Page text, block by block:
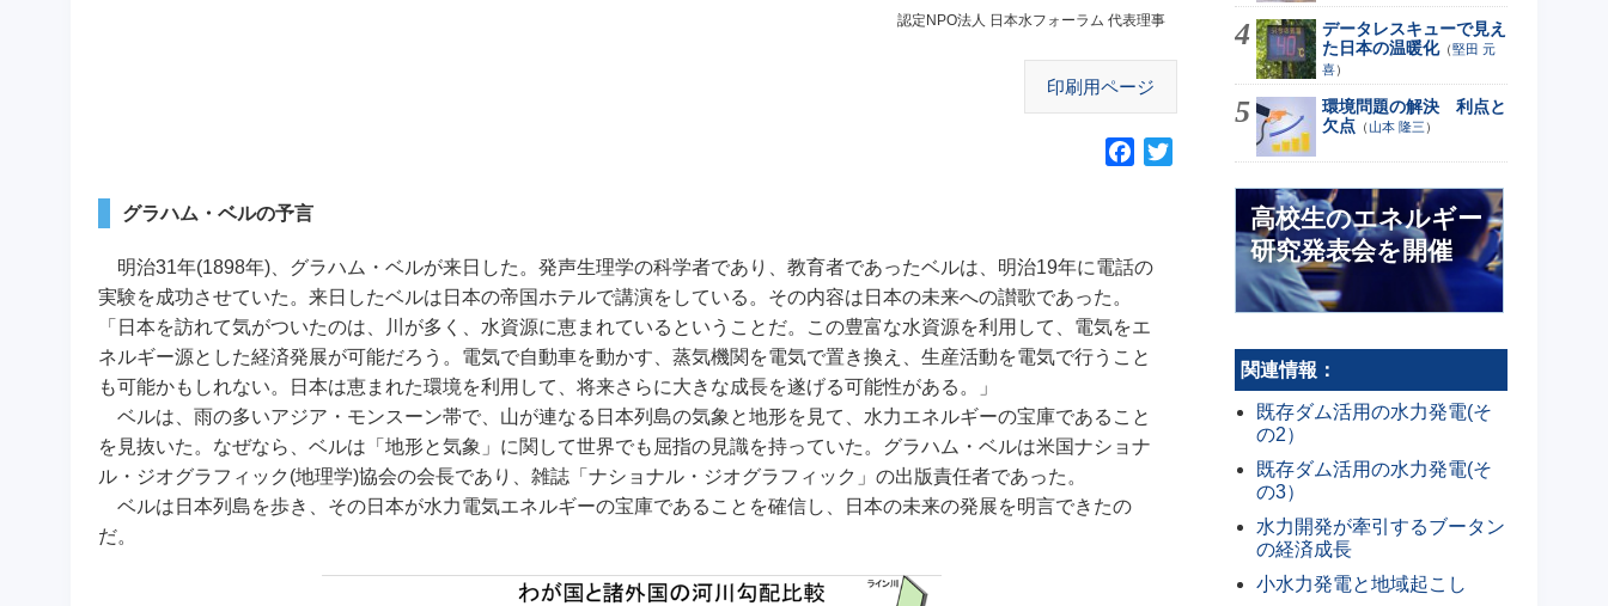
認定NPO法人 日本水フォーラム 代表理事
印刷用ページ
b
o
k
グラハム・ベルの予言
明治31年(1898年)、グラハム・ベルが来日した。発声生理学の科学者であり、教育者であったベルは、明治19年に電話の
実験を成功させていた。 来日したベルは日本の帝国ホテルで講演をしている。その内容は日本の未来への讃歌であった。
「日本を訪れて気がついたのは、川が多く、水資源に恵まれているということだ。この豊富な水資源を利用して、電気をエ
ネルギー源とした経済発展が可能だろう。電気で自動車を動かす、蒸気機関を電気で置き換え、生産活動を電気で行うこと
も可能かもしれない。日本は恵まれた環境を利用して、将来さらに大きな成長を遂げる可能性がある。」
ベルは、雨の多いアジア・モンスーン帯で、山が連なる日本列島の気象と地形を見て、水力エネルギーの宝庫であること
を見抜いた。なぜなら、ベルは「地形と気象」に関して世界でも屈指の見識を持っていた。グラハム・ベルは米国ナショナ
ル・ジオグラフィック(地理学)協会の会長であり、雑誌「ナショナル・ジオグラフィック」の出版責任者であった。
ベルは日本列島を歩き、その日本が水力電気エネルギーの宝庫であることを確信し、日本の未来の発展を明言できたの
だ。
データレスキューで見え
た日本の温暖化（堅田 元
喜）
環境問題の解決 利点と
欠点 （山本 隆三 ）
高校生のエネルギー
研究発表会を開催
関連情報：
既存ダム活用の水力発電(そ
の2）
既存ダム活用の水力発電(そ
の3）
水力開発が牽引するブータン
の経済成長
小水力発電と地域起こし